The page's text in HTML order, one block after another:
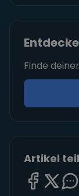
Finde
Artikel